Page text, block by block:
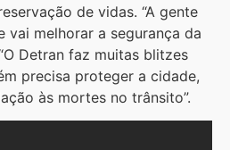
de vidas. “A gente
vai melhorar a segurança da
Detran faz muitas blitzes
precisa proteger a cidade,
às mortes no trânsito”.